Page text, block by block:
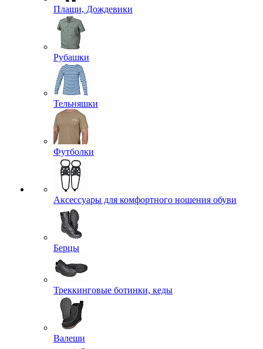
Плащи, Дождевики
Рубашки
Тельняшки
Футболки
Аксессуары для комфортного ношения обуви
Берцы
Треккинговые ботинки, кеды
Валеши